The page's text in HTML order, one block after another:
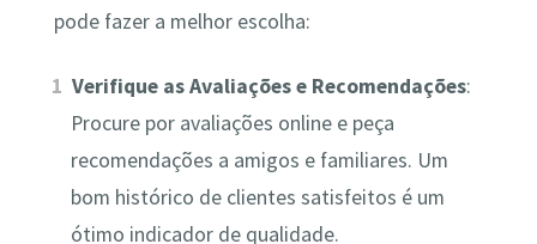
pode fazer a melhor escolha:
Verifique as Avaliações e Recomendações:
Procure por avaliações online e peça
recomendações a amigos e familiares. Um
bom histórico de clientes satisfeitos é um
ótimo indicador de qualidade.